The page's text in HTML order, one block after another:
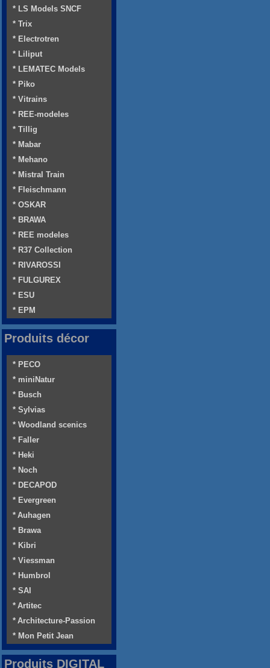
* LS Models SNCF
* Trix
* Electrotren
* Liliput
* LEMATEC Models
* Piko
* Vitrains
* REE-modeles
* Tillig
* Mabar
* Mehano
* Mistral Train
* Fleischmann
* OSKAR
* BRAWA
* REE modeles
* R37 Collection
* RIVAROSSI
* FULGUREX
* ESU
* EPM
Produits décor
* PECO
* miniNatur
* Busch
* Sylvias
* Woodland scenics
* Faller
* Heki
* Noch
* DECAPOD
* Evergreen
* Auhagen
* Brawa
* Kibri
* Viessman
* Humbrol
* SAI
* Artitec
* Architecture-Passion
* Mon Petit Jean
Produits DIGITAL